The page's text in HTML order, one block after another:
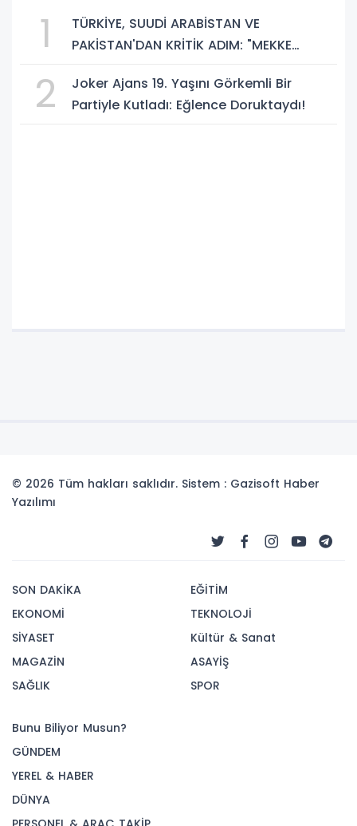
1
TÜRKİYE, SUUDİ ARABİSTAN VE
PAKİSTAN'DAN KRİTİK ADIM: "MEKKE
2
Joker Ajans 19. Yaşını Görkemli Bir
Partiyle Kutladı: Eğlence Doruktaydı!
© 2026 Tüm hakları saklıdır. Sistem : Gazisoft Haber
Yazılımı
SON DAKİKA
EKONOMİ
SİYASET
MAGAZİN
SAĞLIK
EĞİTİM
TEKNOLOJİ
Kültür & Sanat
ASAYİŞ
SPOR
Bunu Biliyor Musun?
GÜNDEM
YEREL & HABER
DÜNYA